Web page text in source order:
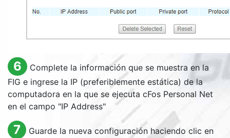
6
Complete la información que se muestra en la
FIG e ingrese la IP (preferiblemente estática) de la
computadora en la que se ejecuta cFos Personal Net
en el campo "IP Address"
7
Guarde la nueva configuración haciendo clic en